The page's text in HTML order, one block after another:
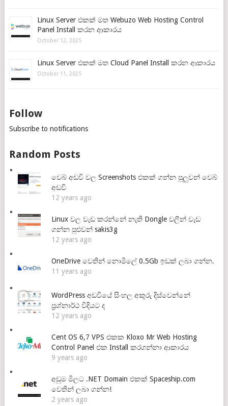
Linux Server එකක් මත Webuzo Web Hosting Control
Panel Install කරන ආකාරය
October 12, 2025
Linux Server එකක් මත Cloud Panel Install කරන ආකාරය
October 11, 2025
Follow
Subscribe to notifications
Random Posts
වෙබ් අඩවි වල Screenshots එකක් ගන්න පුලුවන් වෙබ්
අඩවි
12 years ago
Linux වල වැඩ කරන්නේ නැති Dongle වලින් වැඩ
ගන්න පුළුවන් sakis3g
12 years ago
OneDrive වෙතින් නොමිලේ 0.5Gb ඉඩක් ලබා ගන්න.
11 years ago
WordPress අඩවියේ සිංහල අකුරු දිස්වෙන්නේ
ප්‍රශ්නාර්ථ විදියට ද
12 years ago
Cent OS 6,7 VPS එකක Kloxo Mr Web Hosting
Control Panel එක Install කරගන්නා ආකාරය
9 years ago
අඩුම මිලට .NET Domain එකක් Spaceship.com
වෙතින් ලබා ගන්න!
2 years ago